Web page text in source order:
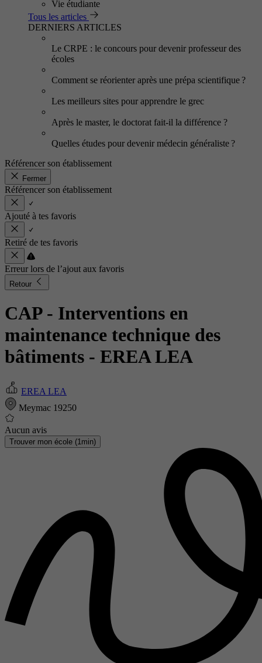
Vie étudiante
Tous les articles
DERNIERS ARTICLES
Le CRPE : le concours pour devenir professeur des
écoles
Comment se réorienter après une prépa scientifique ?
Les meilleurs sites pour apprendre le grec
Après le master, le doctorat fait-il la différence ?
Quelles études pour devenir médecin généraliste ?
Référencer son établissement
Fermer
Référencer son établissement
Ajouté à tes favoris
Retiré de tes favoris
Erreur lors de l’ajout aux favoris
Retour
CAP - Interventions en
maintenance technique des
bâtiments - EREA LEA
EREA LEA
Meymac 19250
Aucun avis
Trouver mon école (1min)